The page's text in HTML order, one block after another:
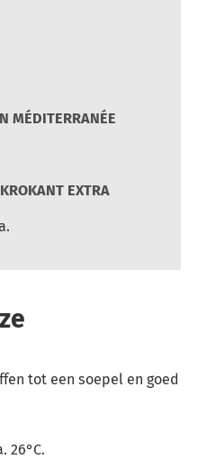
MÉDITERRANÉE
EXTRA
tot een soepel en goed
26°C.